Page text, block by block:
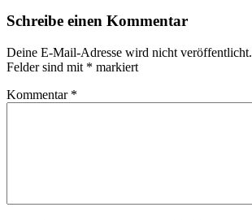
Schreibe einen Kommentar
Deine E-Mail-Adresse wird nicht veröffentlicht.
Felder sind mit * markiert
Kommentar *